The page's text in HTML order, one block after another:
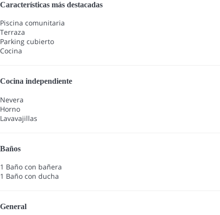
Características más destacadas
Piscina comunitaria
Terraza
Parking cubierto
Cocina
Cocina independiente
Nevera
Horno
Lavavajillas
Baños
1 Baño con bañera
1 Baño con ducha
General